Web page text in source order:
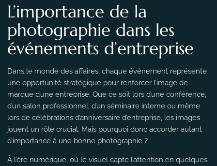
L’importance de la
photographie dans les
événements d’entreprise
Dans le monde des affaires, chaque événement représente
une opportunité stratégique pour renforcer l’image de
marque d’une entreprise. Que ce soit lors d’une conférence,
d’un salon professionnel, d’un séminaire interne ou même
lors de célébrations d’anniversaire d’entreprise, les images
jouent un rôle crucial. Mais pourquoi donc accorder autant
d’importance à une bonne photographie ?
À l’ère numérique, où le visuel capte l’attention en quelques